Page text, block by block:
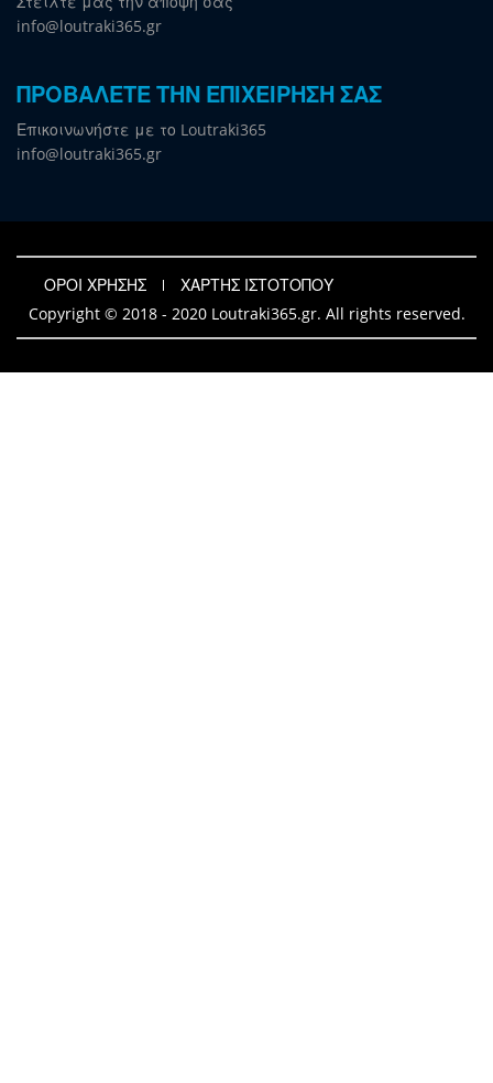
info@loutraki365.gr
ΠΡΟΒΑΛΕΤΕ ΤΗΝ ΕΠΙΧΕΙΡΗΣΗ ΣΑΣ
Επικοινωνήστε με το Loutraki365
info@loutraki365.gr
ΟΡΟΙ ΧΡΗΣΗΣ
ΧΑΡΤΗΣ ΙΣΤΟΤΟΠΟΥ
Copyright © 2018 - 2020 Loutraki365.gr. All rights reserved.